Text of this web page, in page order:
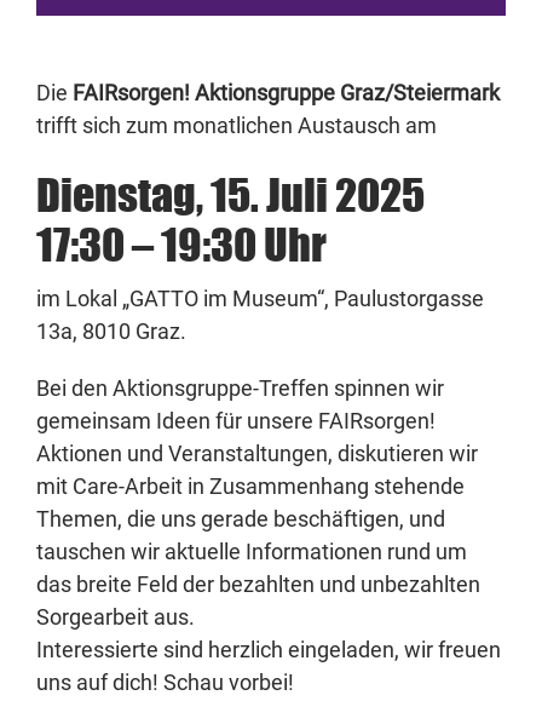
Die FAIRsorgen! Aktionsgruppe Graz/Steiermark
trifft sich zum monatlichen Austausch am
Dienstag, 15. Juli 2025
17:30 – 19:30 Uhr
im Lokal „GATTO im Museum“, Paulustorgasse
13a, 8010 Graz.
Bei den Aktionsgruppe-Treffen spinnen wir
gemeinsam Ideen für unsere FAIRsorgen!
Aktionen und Veranstaltungen, diskutieren wir
mit Care-Arbeit in Zusammenhang stehende
Themen, die uns gerade beschäftigen, und
tauschen wir aktuelle Informationen rund um
das breite Feld der bezahlten und unbezahlten
Sorgearbeit aus.
Interessierte sind herzlich eingeladen, wir freuen
uns auf dich! Schau vorbei!